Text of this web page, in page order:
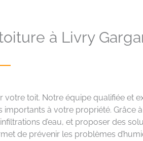
à Livry
toit. Notre équipe qualifiée et
à votre propriété. Grâce
d’eau, et proposer des
de prévenir les problèmes